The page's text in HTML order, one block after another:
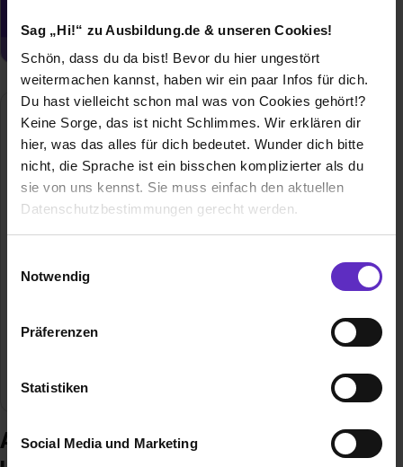
Sag „Hi!“ zu Ausbildung.de & unseren Cookies!
Schön, dass du da bist! Bevor du hier ungestört
weitermachen kannst, haben wir ein paar Infos für dich.
Du hast vielleicht schon mal was von Cookies gehört!?
Keine Sorge, das ist nicht Schlimmes. Wir erklären dir
hier, was das alles für dich bedeutet. Wunder dich bitte
nicht, die Sprache ist ein bisschen komplizierter als du
sie von uns kennst. Sie muss einfach den aktuellen
Datenschutzbestimmungen gerecht werden.
Benutzung der Webseite getroffenen Einstellungen zu
Webseite zu analysieren („Statistiken“), um
Informationen zu deiner Verwendung unserer Website an
Analysen weiterzugeben und um Inhalte und Anzeigen zu
Notwendig
Präferenzen
Statistiken
Social Media und Marketing
Weinstraße 11
015152494712
Branche Medizin
Ausbildung bei Praxis Dr. Andreas